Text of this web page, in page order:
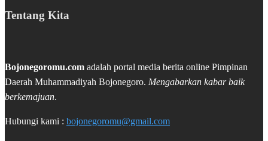
Tentang Kita
Bojonegoromu.com adalah portal media berita online Pimpinan
Daerah Muhammadiyah Bojonegoro. Mengabarkan kabar baik
berkemajuan.
Hubungi kami : bojonegoromu@gmail.com